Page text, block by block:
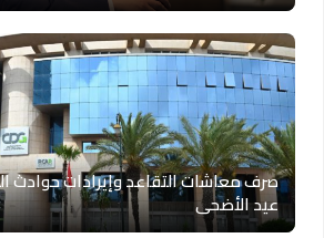
صرف معاشات التقاعد وإيرادات حوادث
عيد الأضحى